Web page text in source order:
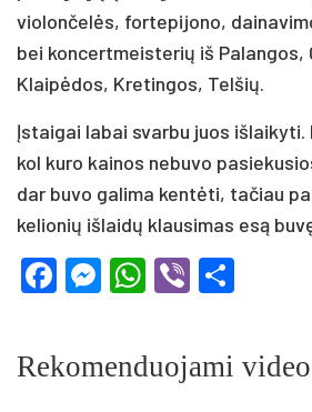
violončelės, fortepijono,
bei koncertmeisterių iš Palangos,
Klaipėdos, Kretingos, Telšių.
Įstaigai labai svarbu juos
kol kuro kainos nebuvo
dar buvo galima kentėti, tačiau
kelionių išlaidų klausimas esą
Facebook
Messenger
WhatsApp
Viber
Rekomenduojami